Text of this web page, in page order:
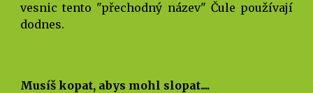
vesnic tento "přechodný název" Čule používají
dodnes.
Musíš kopat, abys mohl slopat....